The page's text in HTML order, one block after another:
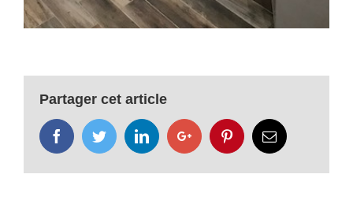
Partager cet article
FacebookTwitterLinkedInGoogle+ PinterestEmail